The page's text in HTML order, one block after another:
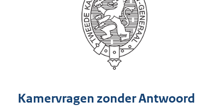
Kamervragen zonder Antwoord